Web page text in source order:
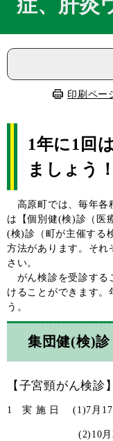
印刷ペー
1年に1回
ましょう！
高原町では、毎年各
は【個別健(検)診（医
(検)診（町が主催する
方法があります。それ
さい。
がん検診を受診する
けることができます。
う。
集団健(検)診
【子宮頸がん検診】
1 実 施 日(1)7月
(2)10月20日（